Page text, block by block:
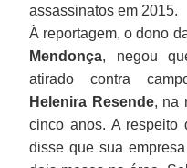
assassinatos em 2015.
À reportagem, o dono
Mendonça, negou
atirado contra
Helenira Resende, na
cinco anos. A respeito
disse que sua